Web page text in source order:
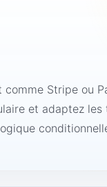
Stripe ou
et adaptez les